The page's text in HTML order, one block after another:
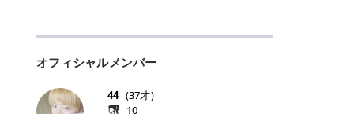
キンケアを行います。 乾燥が気にな
パックとして使用するのもおすすめ
こからは、保湿ケアや肌荒れケア、
毛穴ケアなど目的別におすすめのト
ます。 なお、医療脱毛は保険がきか
ない自由診療なので、クリニックに
います。だからこそ、しっかり比較
・追加費用がかからないシステム ・
リニックのお得な割引・キャンペー
で割引 ・ペア限定プラン｜家族や友
人と一緒にスタートできる ・他社か
ニュートラルな発色で、肌色を選び
落ち着いた印象に仕上がり、オン・
いめメイクにもカジュアルメイクに
もマッチします。 ラズベリーケーキ
も上品で使いやすい色ですね。すも
いるので華やかそうに見えるけど、
> > スキンケア成分が配合されてい
て保湿もしっかりしてくれます。最
イ活初心者でも始めやすいのが魅力
段よく使っているコスメ通販サイト
けでポイントが貯まるのが大きな魅
力です✨ 例えば、、、 ・メガ割の
オフィシャルメンバー
44 (37才)
10